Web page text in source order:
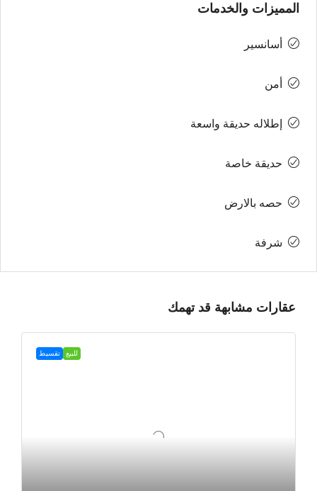
المميزات والخدمات
أسانسير
أمن
إطلاله حديقة واسعة
حديقة خاصة
حصه بالارض
شرفة
عقارات مشابهة قد تهمك
للبيع تقسيط